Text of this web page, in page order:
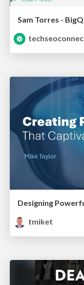
Sam Torres -
Designing
tmiket